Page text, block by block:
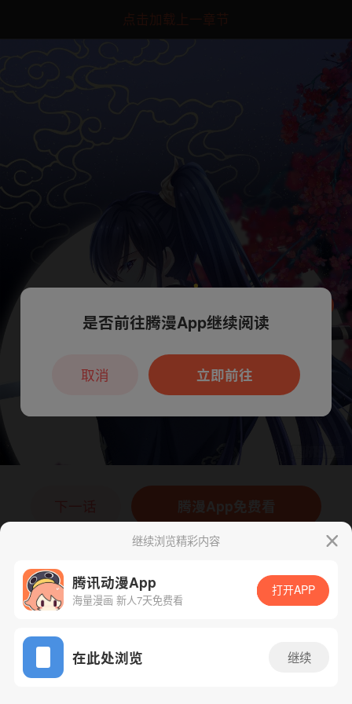
点击加载上一章节
App免费看
腾漫App免费看
继续浏览精彩内容
腾讯动漫App
海量漫画 新人7天免费看
打开APP
在此处浏览 继续
本章节仅支持App阅读，可打开App新用
户7天免费看
是否前往腾漫App继续阅读
立即前往
取消